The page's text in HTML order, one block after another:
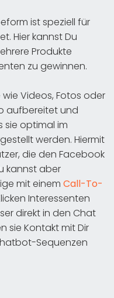
ist speziell für
Hier kannst Du
Produkte
zu gewinnen.
wie Videos, Fotos oder
aufbereitet und
sie optimal im
werden. Hiermit
die den Facebook
kannst aber
mit einem Call-To-
Interessenten
direkt in den Chat
sie Kontakt mit Dir
Sequenzen